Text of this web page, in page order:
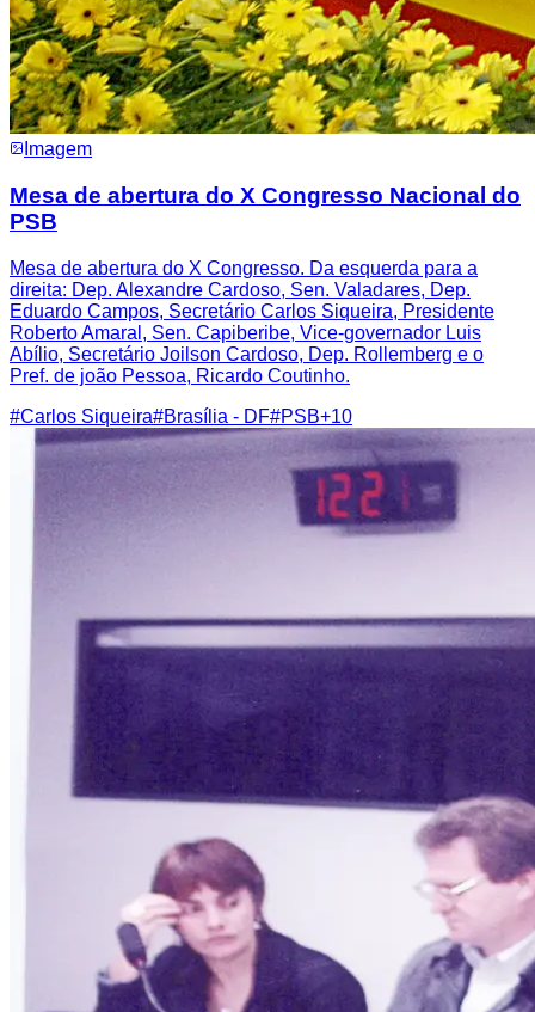
Imagem
Mesa de abertura do X Congresso Nacional do
PSB
Mesa de abertura do X Congresso. Da esquerda para a
direita: Dep. Alexandre Cardoso, Sen. Valadares, Dep.
Eduardo Campos, Secretário Carlos Siqueira, Presidente
Roberto Amaral, Sen. Capiberibe, Vice-governador Luis
Abílio, Secretário Joilson Cardoso, Dep. Rollemberg e o
Pref. de joão Pessoa, Ricardo Coutinho.
#Carlos Siqueira#Brasília - DF#PSB+10